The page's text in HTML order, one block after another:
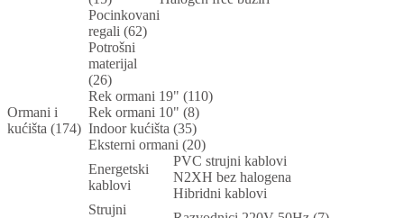
Pocinkovani
regali (62)
Potrošni
materijal
(26)
Ormani i
kućišta (174)
Rek ormani 19" (110)
Rek ormani 10" (8)
Indoor kućišta (35)
Eksterni ormani (20)
Energetski
kablovi
PVC strujni kablovi
N2XH bez halogena
Hibridni kablovi
Strujni